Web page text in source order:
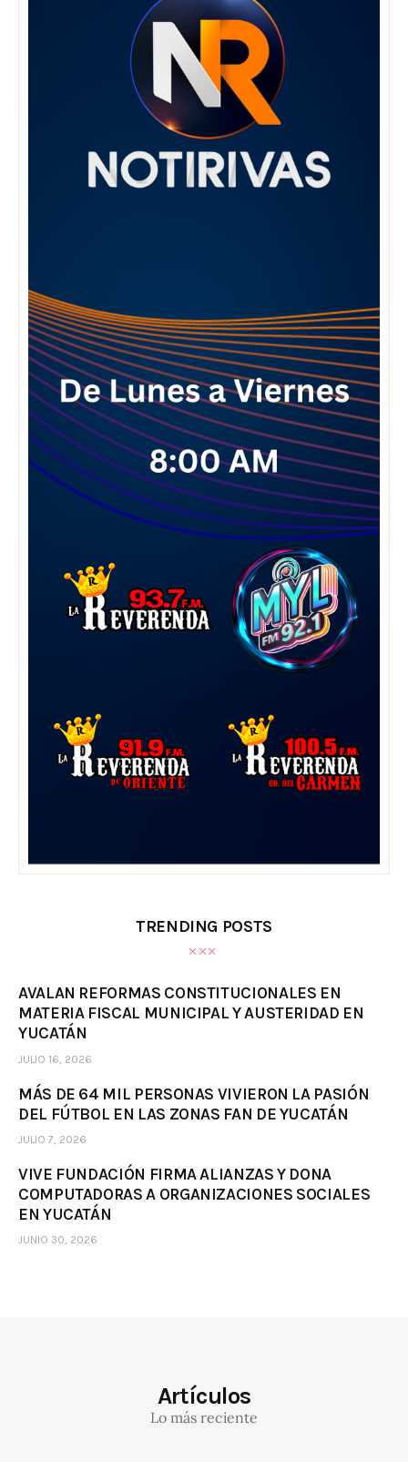
TRENDING POSTS
AVALAN REFORMAS CONSTITUCIONALES EN
MATERIA FISCAL MUNICIPAL Y AUSTERIDAD EN
YUCATÁN
JULIO 16, 2026
MÁS DE 64 MIL PERSONAS VIVIERON LA PASIÓN
DEL FÚTBOL EN LAS ZONAS FAN DE YUCATÁN
JULIO 7, 2026
VIVE FUNDACIÓN FIRMA ALIANZAS Y DONA
COMPUTADORAS A ORGANIZACIONES SOCIALES
EN YUCATÁN
JUNIO 30, 2026
Artículos
Lo más reciente